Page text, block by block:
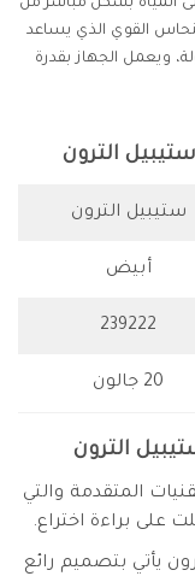
المياه بشكل مباشر من
القوي الذي يساعد
ويعمل الجهاز بقدرة
الترون
ستيبيل الترون
أبيض
239222
20 جالون
الترون
المتقدمة والتي
على براءة اختراع.
يأتي بتصميم رائع